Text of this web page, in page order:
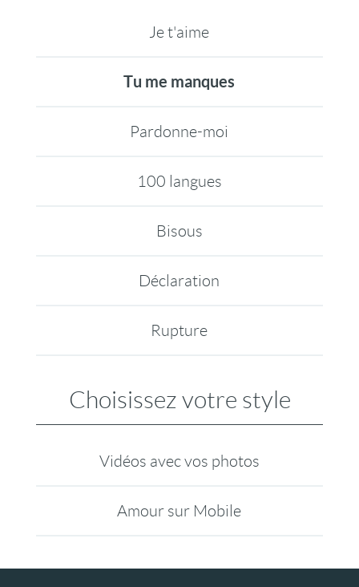
Je t'aime
Tu me manques
Pardonne-moi
100 langues
Bisous
Déclaration
Rupture
Choisissez votre style
Vidéos avec vos photos
Amour sur Mobile